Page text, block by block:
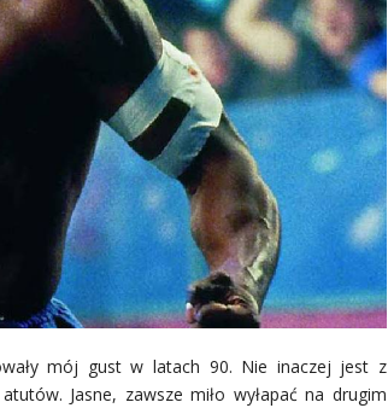
mój gust w latach 90. Nie inaczej jest z
Jasne, zawsze miło wyłapać na drugim